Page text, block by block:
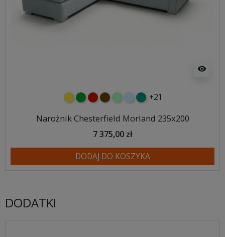
visibility
żółtyzielonyczerwony
czekoladowy
miętowybłękitny
turkusowy
+21
Narożnik Chesterfield Morland 235x200
7 375,00 zł
DODAJ DO KOSZYKA
DODATKI